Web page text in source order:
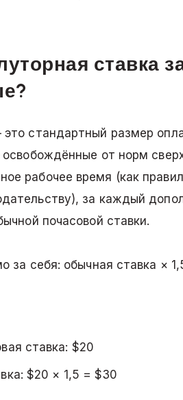
ставка
стандартный размер
освобождённые от норм
рабочее время (как
за каждый
почасовой ставки.
за себя: обычная ставка ×
ставка: $20
$20 × 1,5 = $30